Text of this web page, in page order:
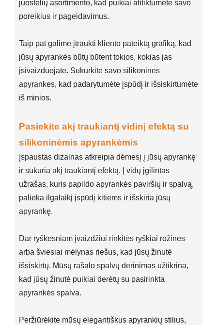
juostelių asortimento, kad puikiai atitiktumėte savo
poreikius ir pageidavimus.
Taip pat galime įtraukti kliento pateiktą grafiką, kad
jūsų apyrankės būtų būtent tokios, kokias jas
įsivaizduojate. Sukurkite savo silikonines
apyrankes, kad padarytumėte įspūdį ir išsiskirtumėte
iš minios.
Pasiekite akį traukiantį vidinį efektą su
silikoninėmis apyrankėmis
Įspaustas dizainas atkreipia dėmesį į jūsų apyrankę
ir sukuria akį traukiantį efektą. Į vidų įgilintas
užrašas, kuris papildo apyrankės paviršių ir spalvą,
palieka ilgalaikį įspūdį kitiems ir išskiria jūsų
apyrankę.
Dar ryškesniam įvaizdžiui rinkitės ryškiai rožines
arba šviesiai mėlynas riešus, kad jūsų žinutė
išsiskirtų. Mūsų rašalo spalvų derinimas užtikrina,
kad jūsų žinutė puikiai derėtų su pasirinkta
apyrankės spalva.
Peržiūrėkite mūsų elegantiškus apyrankių stilius,